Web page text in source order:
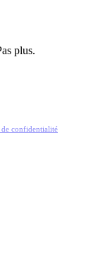
plus.
confidentialité